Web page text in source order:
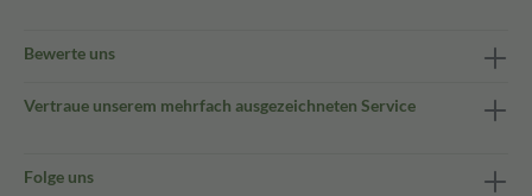
Bewerte uns
Vertraue unserem mehrfach ausgezeichneten Service
Folge uns